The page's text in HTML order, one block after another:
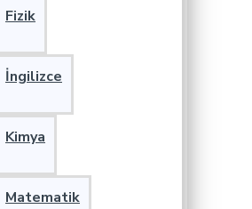
Fizik
İngilizce
Kimya
Matematik